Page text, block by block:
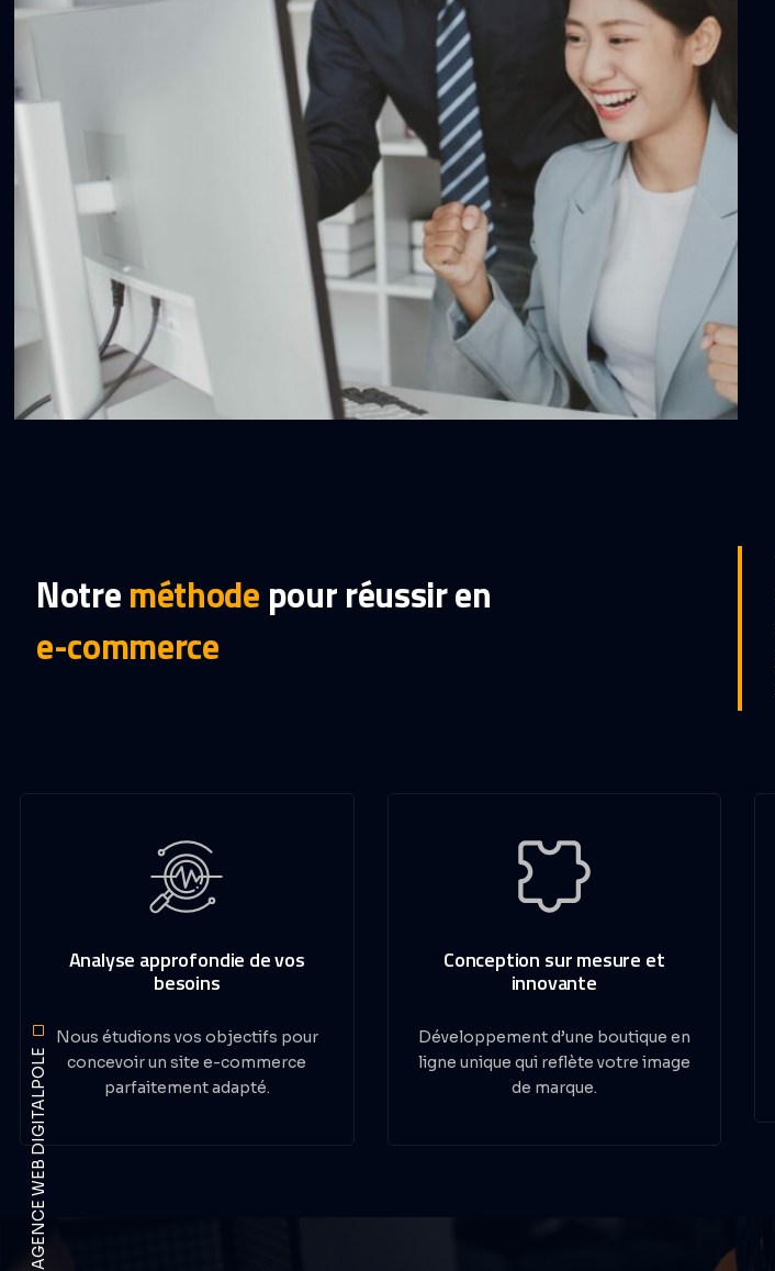
AGENCE WEB DIGITALPOLE
Notreméthode pourréussiren
e-commerce
Analyse approfondie de vos
besoins
Nous étudions vos objectifs pour
concevoir un site e-commerce
parfaitement adapté.
Conception sur mesure et
innovante
Développement d’une boutique en
ligne unique qui reflète votre image
de marque.